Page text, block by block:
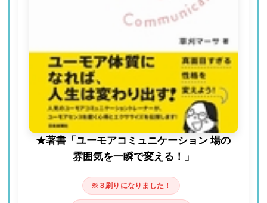
★著書「ユーモアコミュニケーション 場の
雰囲気を一瞬で変える！」
※３刷りになりました！